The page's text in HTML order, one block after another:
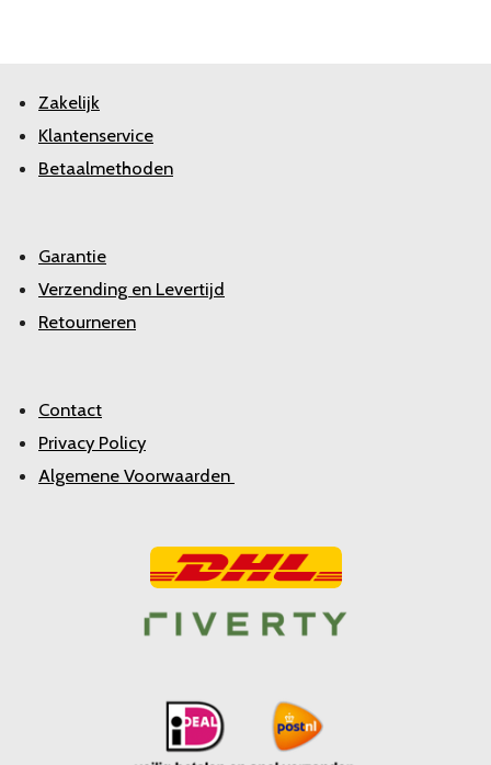
Zakelijk
Klantenservice
Betaalmethoden
Garantie
Verzending en Levertijd
Retourneren
Contact
Privacy Policy
Algemene Voorwaarden